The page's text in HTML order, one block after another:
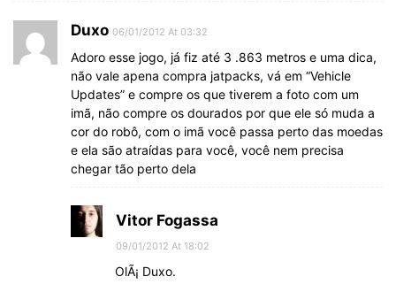
Duxo 06/01/2012 At 03:32
Adoro esse jogo, já fiz até 3 .863 metros e uma dica,
não vale apena compra jatpacks, vá em “Vehicle
Updates” e compre os que tiverem a foto com um
imã, não compre os dourados por que ele só muda a
cor do robô, com o imã você passa perto das moedas
e ela são atraídas para você, você nem precisa
chegar tão perto dela
Vitor Fogassa
09/01/2012 At 18:02
OlÃ¡ Duxo.